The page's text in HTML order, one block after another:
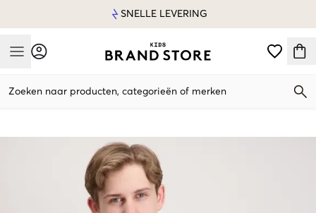
SNELLE LEVERING
Mobile Menu
Zoeken naar producten, categorieën of merken